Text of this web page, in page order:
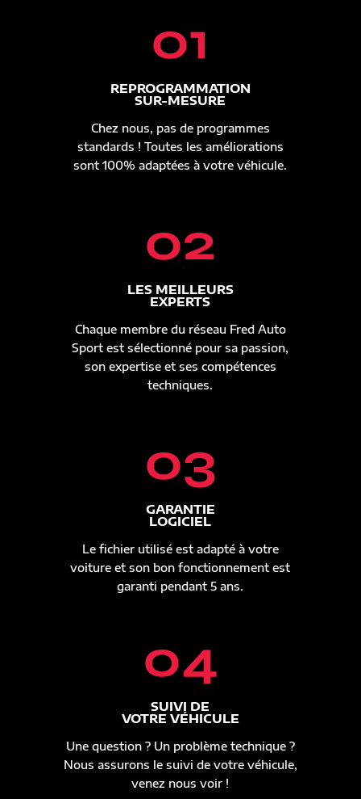
01
REPROGRAMMATION
SUR-MESURE
Chez nous, pas de programmes
standards ! Toutes les améliorations
sont 100% adaptées à votre véhicule.
02
LES MEILLEURS
EXPERTS
Chaque membre du réseau Fred Auto
Sport est sélectionné pour sa passion,
son expertise et ses compétences
techniques.
03
GARANTIE
LOGICIEL
Le fichier utilisé est adapté à votre
voiture et son bon fonctionnement est
garanti pendant 5 ans.
04
SUIVI DE
VOTRE VÉHICULE
Une question ? Un problème technique ?
Nous assurons le suivi de votre véhicule,
venez nous voir !